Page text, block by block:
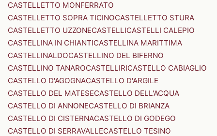
CASTELLETTO MONFERRATO
CASTELLETTO SOPRA TICINOCASTELLETTO STURA
CASTELLETTO UZZONECASTELLICASTELLI CALEPIO
CASTELLINA IN CHIANTICASTELLINA MARITTIMA
CASTELLINALDOCASTELLINO DEL BIFERNO
CASTELLINO TANAROCASTELLIRICASTELLO CABIAGLIO
CASTELLO D'AGOGNACASTELLO D'ARGILE
CASTELLO DEL MATESECASTELLO DELL'ACQUA
CASTELLO DI ANNONECASTELLO DI BRIANZA
CASTELLO DI CISTERNACASTELLO DI GODEGO
CASTELLO DI SERRAVALLECASTELLO TESINO